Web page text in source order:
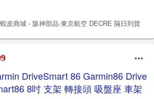
蝦皮商城 - 阪神部品-東京航空 DECRE 隔日到貨
DriveSmart 86 Garmin86 Drive
8吋 支架 轉接頭 吸盤座 車架